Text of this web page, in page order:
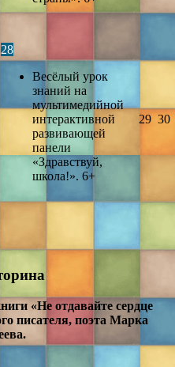
28
Весёлый урок
знаний на
мультимедийной
интерактивной
развивающей
панели
«Здравствуй,
школа!». 6+
29 30
«Не отдавайте сердце
писателя, поэта Марка